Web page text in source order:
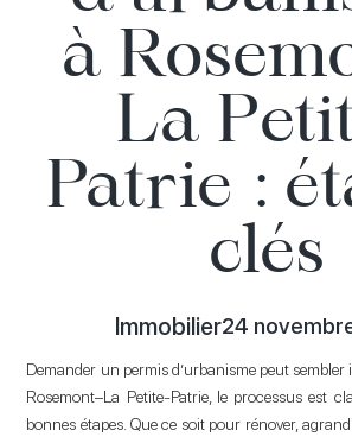
à
La
Patrie :
clés
Immobilier24
Demander un permis d’urbanisme peut
Rosemont–La Petite-Patrie, le processus est
bonnes étapes. Que ce soit pour rénover,